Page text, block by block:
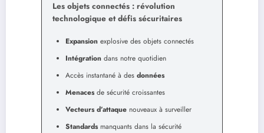
Les objets connectés : révolution
technologique et défis sécuritaires
Expansion explosive des objets connectés
Intégration dans notre quotidien
Accès instantané à des données
Menacesde sécurité croissantes
Vecteurs d’attaque nouveaux à surveiller
Standardsmanquants dans la sécurité